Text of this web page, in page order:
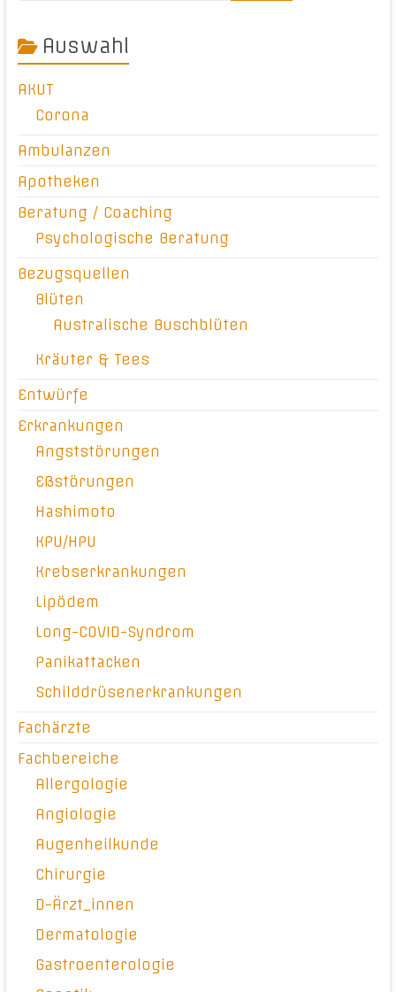
Auswahl
AKUT
Corona
Ambulanzen
Apotheken
Beratung / Coaching
Psychologische Beratung
Bezugsquellen
Blüten
Australische Buschblüten
Kräuter & Tees
Entwürfe
Erkrankungen
Angststörungen
Eßstörungen
Hashimoto
KPU/HPU
Krebserkrankungen
Lipödem
Long-COVID-Syndrom
Panikattacken
Schilddrüsenerkrankungen
Fachärzte
Fachbereiche
Allergologie
Angiologie
Augenheilkunde
Chirurgie
D-Ärzt_innen
Dermatologie
Gastroenterologie